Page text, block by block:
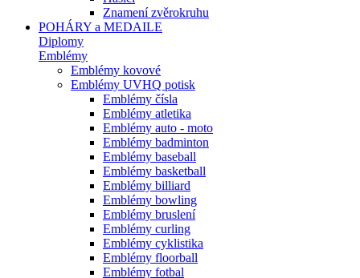
Znamení zvěrokruhu
POHÁRY a MEDAILE
Diplomy
Emblémy
Emblémy kovové
Emblémy UVHQ potisk
Emblémy čísla
Emblémy atletika
Emblémy auto - moto
Emblémy badminton
Emblémy baseball
Emblémy basketball
Emblémy billiard
Emblémy bowling
Emblémy bruslení
Emblémy curling
Emblémy cyklistika
Emblémy floorball
Emblémy fotbal